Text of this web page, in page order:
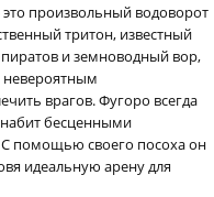
произвольный водоворот
тритон, известный
и земноводный вор,
невероятным
врагов. Фугоро всегда
бесценными
помощью своего посоха он
идеальную арену для